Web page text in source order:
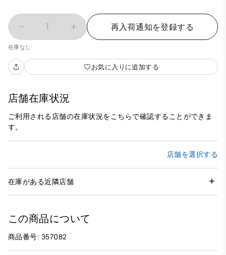
1 再入荷通知を登録する
在庫なし
お気に入りに追加する
店舗在庫状況
ご利用される店舗の在庫状況をこちらで確認することができま
す。
店舗を選択する
在庫がある近隣店舗
この商品について
商品番号: 357082